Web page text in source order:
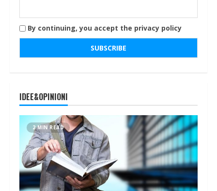
By continuing, you accept the privacy policy
IDEE&OPINIONI
2 MIN READ